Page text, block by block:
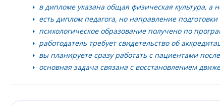
в дипломе указана общая физическая культура, а
есть диплом педагога, но направление
психологическое образование получено по
работодатель требует свидетельство об
вы планируете сразу работать с пациентами
основная задача связана с восстановлением